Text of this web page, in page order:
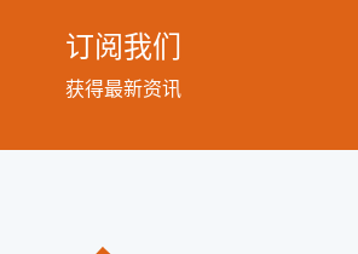
订阅我们
获得最新资讯